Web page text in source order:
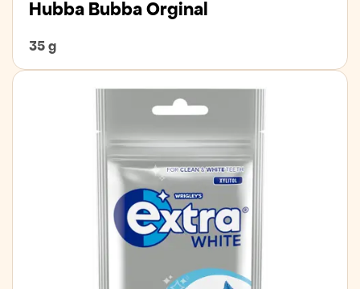
Hubba Bubba Orginal
35 g